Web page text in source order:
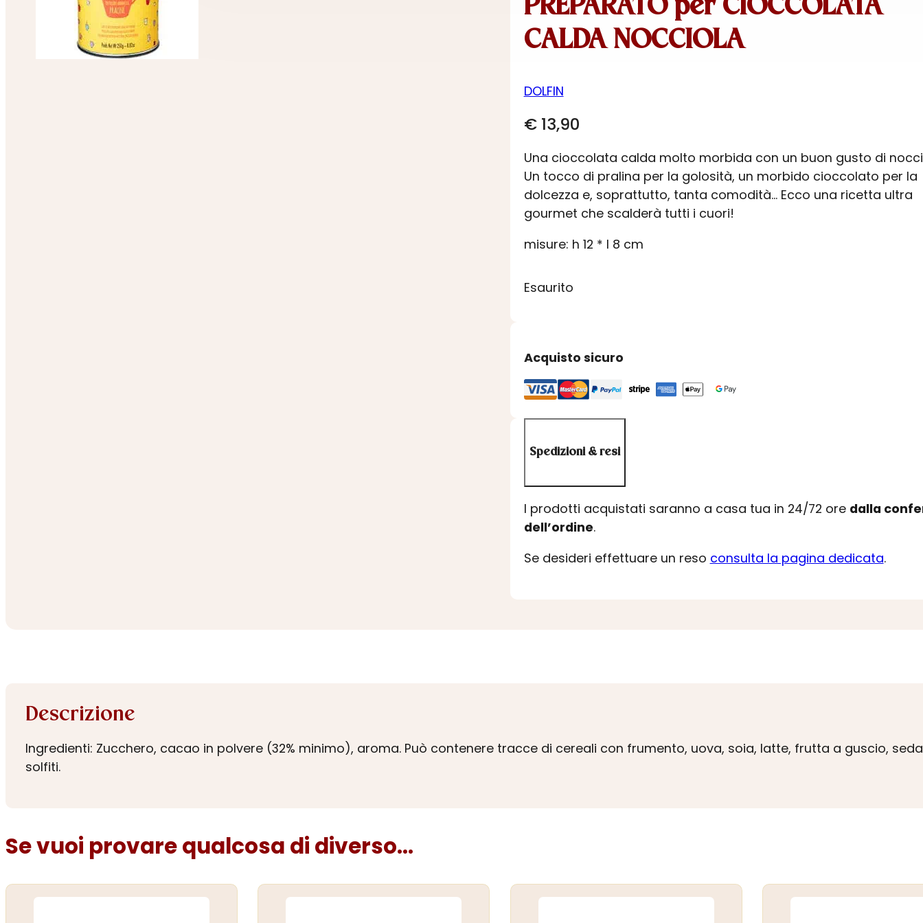
PREPARATO per CIOCCOLATA
CALDA NOCCIOLA
DOLFIN
€13,90
Una cioccolata calda molto morbida con un buon gusto di
Un tocco di pralina per la golosità, un morbido cioccolato per la
dolcezza e, soprattutto, tanta comodità… Ecco una ricetta ultra
gourmet che scalderà tutti i cuori!
misure: h 12 * l 8 cm
Esaurito
Acquisto sicuro
Spedizioni & resi
I prodotti acquistati saranno a casa tua in 24/72 ore dalla
dell’ordine.
Se desideri effettuare un reso consulta la pagina dedicata.
Descrizione
Ingredienti: Zucchero, cacao in polvere (32% minimo), aroma. Può contenere tracce di cereali con frumento, uova, soia, latte, frutta a guscio,
solfiti.
Se vuoi provare qualcosa di diverso...